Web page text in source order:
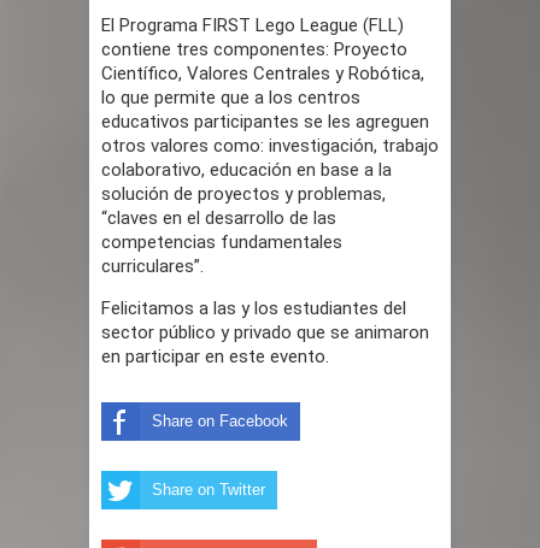
El Programa FIRST Lego League (FLL)
contiene tres componentes: Proyecto
Científico, Valores Centrales y Robótica,
lo que permite que a los centros
educativos participantes se les agreguen
otros valores como: investigación, trabajo
colaborativo, educación en base a la
solución de proyectos y problemas,
“claves en el desarrollo de las
competencias fundamentales
curriculares”.
Felicitamos a las y los estudiantes del
sector público y privado que se animaron
en participar en este evento.
Share on Facebook
Share on Twitter